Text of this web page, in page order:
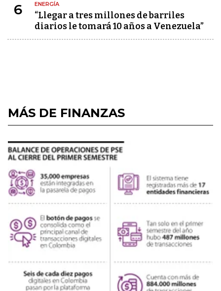
6 ENERGÍA
“Llegar a tres millones de barriles
diarios le tomará 10 años a Venezuela”
MÁS DE FINANZAS